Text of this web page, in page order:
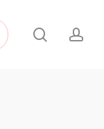
search